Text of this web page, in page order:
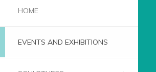
HOME
EVENTS AND EXHIBITIONS